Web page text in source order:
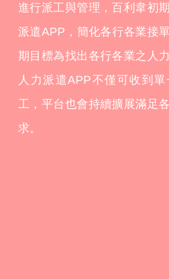
進行派工與管理，百利韋初
派遣APP，簡化各行各業接
期目標為找出各行各業之人
人力派遣APP不僅可收到
工，平台也會持續擴展滿足
求。